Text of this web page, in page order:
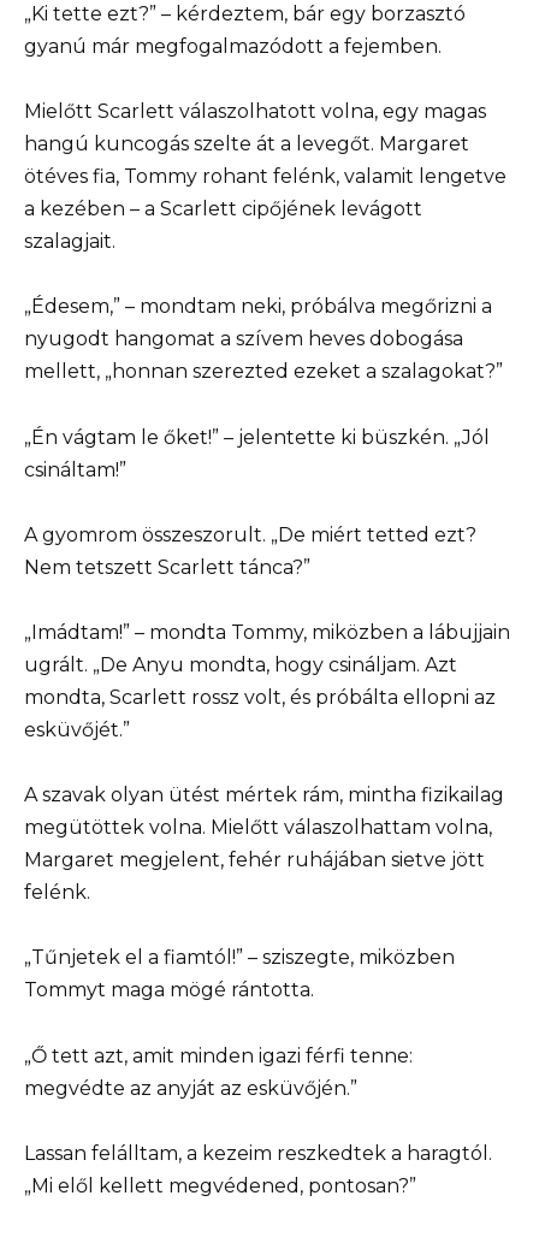
„Ki tette ezt?” – kérdeztem, bár egy borzasztó
gyanú már megfogalmazódott a fejemben.
Mielőtt Scarlett válaszolhatott volna, egy magas
hangú kuncogás szelte át a levegőt. Margaret
ötéves fia, Tommy rohant felénk, valamit lengetve
a kezében – a Scarlett cipőjének levágott
szalagjait.
„Édesem,” – mondtam neki, próbálva megőrizni a
nyugodt hangomat a szívem heves dobogása
mellett, „honnan szerezted ezeket a szalagokat?”
„Én vágtam le őket!” – jelentette ki büszkén. „Jól
csináltam!”
A gyomrom összeszorult. „De miért tetted ezt?
Nem tetszett Scarlett tánca?”
„Imádtam!” – mondta Tommy, miközben a lábujjain
ugrált. „De Anyu mondta, hogy csináljam. Azt
mondta, Scarlett rossz volt, és próbálta ellopni az
esküvőjét.”
A szavak olyan ütést mértek rám, mintha fizikailag
megütöttek volna. Mielőtt válaszolhattam volna,
Margaret megjelent, fehér ruhájában sietve jött
felénk.
„Tűnjetek el a fiamtól!” – sziszegte, miközben
Tommyt maga mögé rántotta.
„Ő tett azt, amit minden igazi férfi tenne:
megvédte az anyját az esküvőjén.”
Lassan felálltam, a kezeim reszkedtek a haragtól.
„Mi elől kellett megvédened, pontosan?”